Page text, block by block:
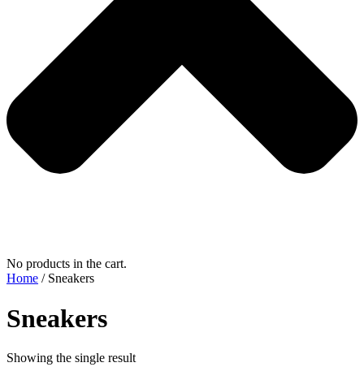
No products in the cart.
Home / Sneakers
Sneakers
Showing the single result